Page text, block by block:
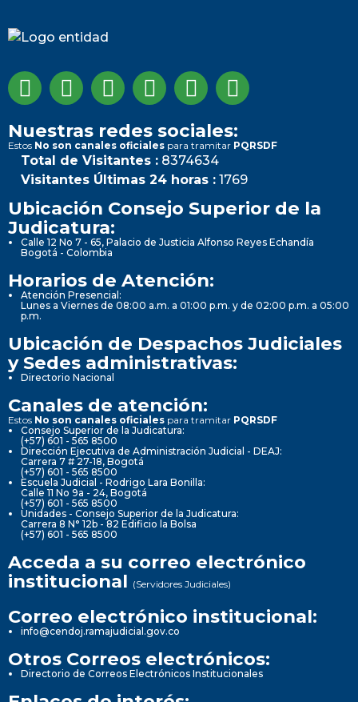
Nuestras redes sociales:
Estos No son canales oficiales para tramitar PQRSDF
Total de Visitantes : 8374634
Visitantes Últimas 24 horas : 1769
Ubicación Consejo Superior de la
Judicatura:
Calle 12 No 7 - 65, Palacio de Justicia Alfonso Reyes Echandía
Bogotá - Colombia
Horarios de Atención:
Atención Presencial:
Lunes a Viernes de 08:00 a.m. a 01:00 p.m. y de 02:00 p.m. a 05:00
p.m.
Ubicación de Despachos Judiciales
y Sedes administrativas:
Directorio Nacional
Canales de atención:
Estos No son canales oficiales para tramitar PQRSDF
Consejo Superior de la Judicatura:
(+57) 601 - 565 8500
Dirección Ejecutiva de Administración Judicial - DEAJ:
Carrera 7 # 27-18, Bogotá
(+57) 601 - 565 8500
Escuela Judicial - Rodrigo Lara Bonilla:
Calle 11 No 9a - 24, Bogotá
(+57) 601 - 565 8500
Unidades - Consejo Superior de la Judicatura:
Carrera 8 N° 12b - 82 Edificio la Bolsa
(+57) 601 - 565 8500
Acceda a su correo electrónico
institucional (Servidores Judiciales)
Correo electrónico institucional:
info@cendoj.ramajudicial.gov.co
Otros Correos electrónicos:
Directorio de Correos Electrónicos Institucionales